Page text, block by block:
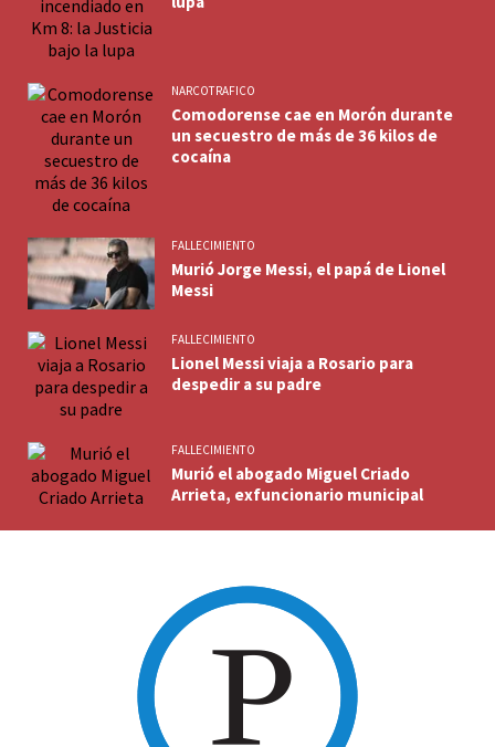
NARCOTRAFICO
Comodorense cae en Morón durante
un secuestro de más de 36 kilos de
cocaína
FALLECIMIENTO
Murió Jorge Messi, el papá de Lionel
Messi
FALLECIMIENTO
Lionel Messi viaja a Rosario para
despedir a su padre
FALLECIMIENTO
Murió el abogado Miguel Criado
Arrieta, exfuncionario municipal